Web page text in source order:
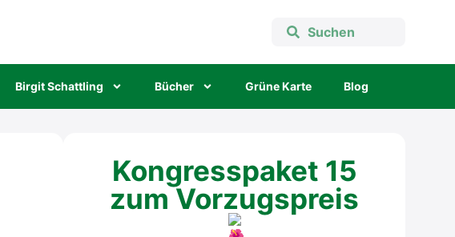
Bir­git Schatt­ling Bücher Grü­ne Kar­te Blog
Kongresspaket 15
zum Vorzugspreis